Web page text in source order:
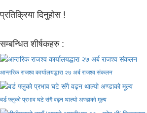
प्रतिक्रिया दिनुहोस !
सम्बन्धित शीर्षकहरु :
आन्तरिक राजश्व कार्यालयद्धारा २७ अर्ब राजश्व संकलन
बर्ड फ्लुको प्रभाव घटे संगै वढ्न थाल्यो अण्डाको मूल्य